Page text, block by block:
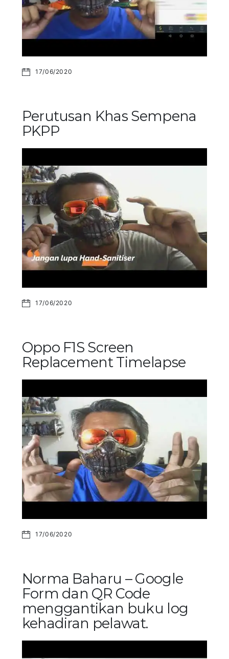
17/06/2020
Perutusan Khas Sempena
PKPP
17/06/2020
Oppo F1S Screen
Replacement Timelapse
17/06/2020
Norma Baharu – Google
Form dan QR Code
menggantikan buku log
kehadiran pelawat.